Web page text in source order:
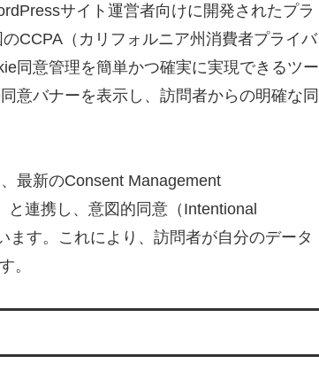
サイト運営者向けに開発されたプラ
CCPA（カリフォルニア州消費者プライバ
同意管理を簡単かつ確実に実現できるツー
意バナーを表示し、訪問者からの明確な同
最新のConsent Management
連携し、意図的同意（Intentional
す。これにより、訪問者が自分のデータ
。